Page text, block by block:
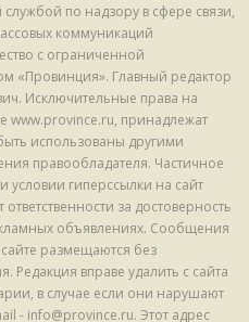
по надзору в сфере связи,
коммуникаций
с ограниченной
«Провинция». Главный редактор
Исключительные права на
www.province.ru, принадлежат
использованы другими
правообладателя. Частичное
гиперссылки на сайт
за достоверность
объявлениях. Сообщения
размещаются без
Редакция вправе удалить с сайта
в случае если они нарушают
- info@province.ru. Этот адрес